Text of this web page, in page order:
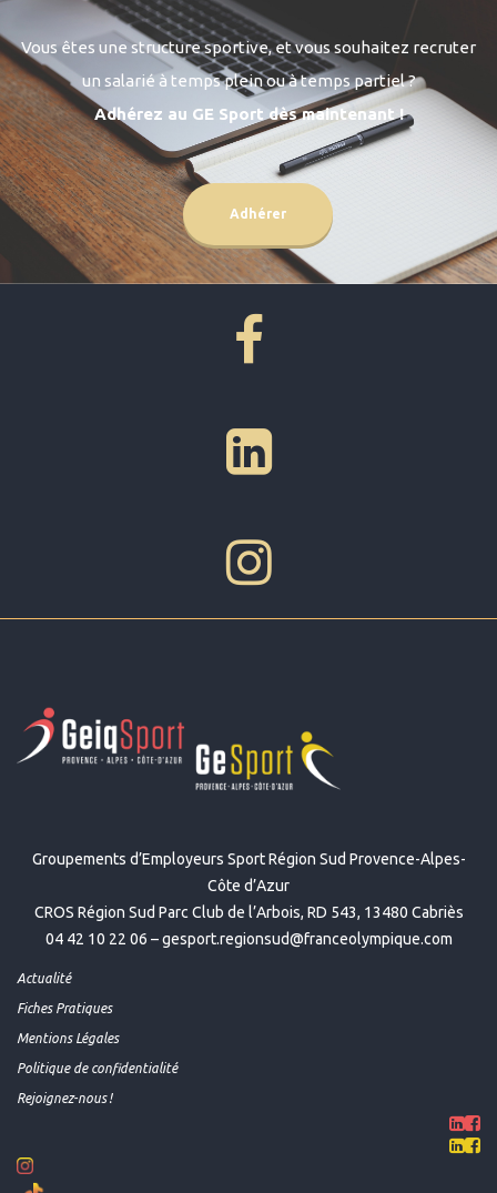
Vous êtes une structure sportive, et vous souhaitez recruter
un salarié à temps plein ou à temps partiel ?
Adhérez au GE Sport dès maintenant !
Adhérer
SUIVEZ-NOUS
SUIVEZ-NOUS
Groupements d’Employeurs Sport Région Sud Provence-Alpes-
Côte d’Azur
CROS Région Sud Parc Club de l’Arbois, RD 543, 13480 Cabriès
04 42 10 22 06 –gesport.regionsud@franceolympique.com
Actualité
Fiches Pratiques
Mentions Légales
Politique de confidentialité
Rejoignez-nous !